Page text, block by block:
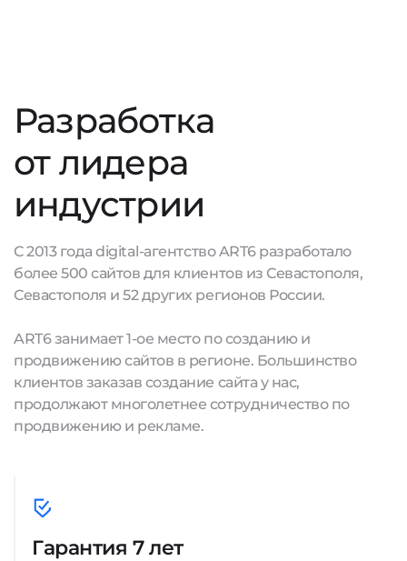
Разработка
от лидера
индустрии
С 2013 года digital-агентство ART6 разработало
более 500 сайтов для клиентов из Севастополя,
Севастополя и 52 других регионов России.
ART6 занимает 1-ое место по созданию и
продвижению сайтов в регионе. Большинство
клиентов заказав создание сайта у нас,
продолжают многолетнее сотрудничество по
продвижению и рекламе.
Гарантия 7 лет